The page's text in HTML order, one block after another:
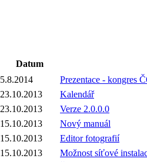
Datum
5.8.2014
Prezentace - kongres
23.10.2013
Kalendář
23.10.2013
Verze 2.0.0.0
15.10.2013
Nový manuál
15.10.2013
Editor fotografií
15.10.2013
Možnost síťové